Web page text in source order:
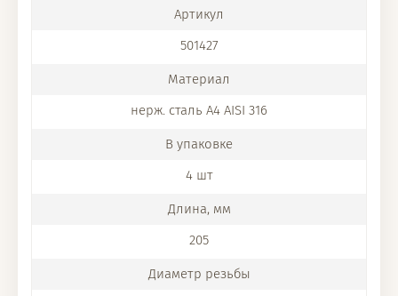
501427
нерж. сталь A4 AISI 316
4 шт
205